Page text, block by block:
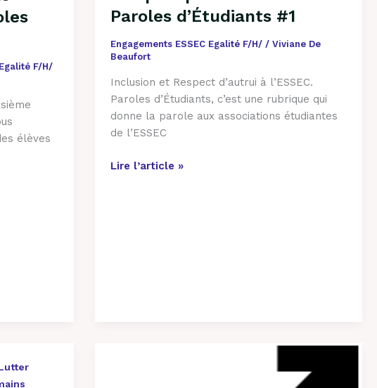
F/H/
élèves
Paroles d’Étudiants #1
Engagements ESSEC Egalité F/H/ /Viviane De
Beaufort
Inclusion et Respect d’autrui à l’ESSEC.
Paroles d’Étudiants, c’est une rubrique qui
donne la parole aux associations étudiantes
de l’ESSEC
Lire l’article »